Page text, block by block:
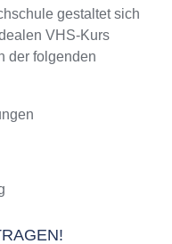
gestaltet sich
VHS-Kurs
der folgenden